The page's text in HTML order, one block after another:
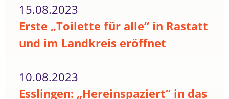
15.08.2023
Erste „Toilette für alle“ in Rastatt
und im Landkreis eröffnet
10.08.2023
Esslingen: „Hereinspaziert“ in das